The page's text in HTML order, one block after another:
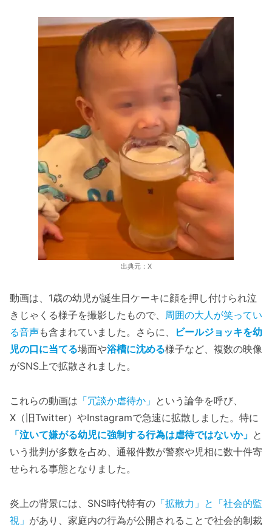
出典元：X
動画は、1歳の幼児が誕生日ケーキに顔を押し付けられ泣
きじゃくる様子を撮影したもので、 周囲の大人が笑ってい
る音声も含まれていました。さらに、
ビールジョッキを幼
児の口に当てる場面や浴槽に沈める様子など、複数の映像
がSNS上で拡散されました。
これらの動画は 「冗談か虐待か」 という論争を呼び、
X（旧Twitter）やInstagramで急速に拡散しました。特に
「泣いて嫌がる幼児に強制する行為は虐待ではないか」 と
いう批判が多数を占め、通報件数が警察や児相に数十件寄
せられる事態となりました。
炎上の背景には、SNS時代特有の 「拡散力」と「社会的監
視」 があり、家庭内の行為が公開されることで社会的制裁